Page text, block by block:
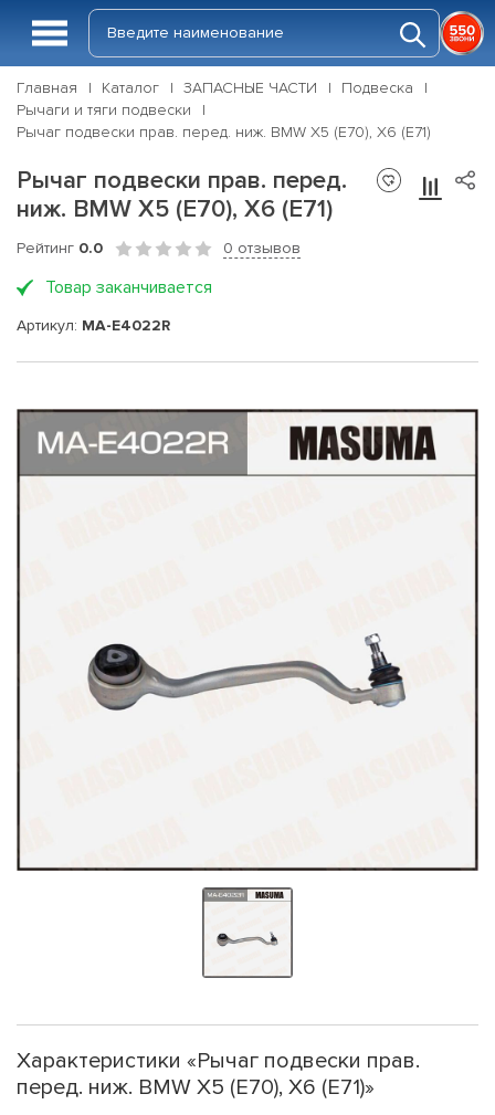
Главная Каталог ЗАПАСНЫЕ ЧАСТИ
Подвеска
Рычаги и тяги подвески
Рычаг подвески прав. перед. ниж. BMW X5 (E70), X6 (E71)
Рычаг подвески прав. перед.
ниж. BMW X5 (E70), X6 (E71)
Рейтинг 0.0 0 отзывов
Товар заканчивается
Артикул: MA-E4022R
Характеристики «Рычаг подвески прав.
перед. ниж. BMW X5 (E70), X6 (E71)»